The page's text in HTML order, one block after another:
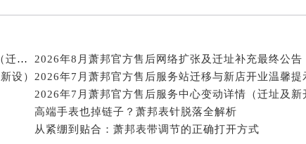
邦售后服务中心（需提前预约）
邦售后服务中心（需提前预约）
萧邦售后服务中心（需提前预约）
街与额尔敦路交叉口萧邦售后服务中心（需提前预约）
街萧邦售后服务中心（需提前预约）
2026年8月萧邦官方售后维修保养服务点最新公告内容（迁址新店）
2026年8月萧邦官方售后网络扩张及迁址补充最终公告
设） 2026年7月萧邦官方售后服务站迁移与新店开业温馨提
2026年7月萧邦官方售后服务中心变动详情（迁址及新
高端手表也掉链子？萧邦表针脱落全解析
从紧绷到贴合：萧邦表带调节的正确打开方式